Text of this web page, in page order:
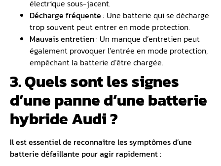
électrique sous-jacent.
Décharge fréquente : Une batterie qui se décharge
trop souvent peut entrer en mode protection.
Mauvais entretien: Un manque d’entretien peut
également provoquer l’entrée en mode protection,
empêchant la batterie d’être chargée.
3. Quels sont les signes
d’une panne d’une batterie
hybride Audi ?
Il est essentiel de reconnaître les symptômes d’une
batterie défaillante pour agir rapidement :